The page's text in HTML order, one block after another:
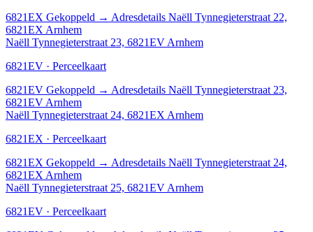
6821EX Gekoppeld → Adresdetails Naëll Tynnegieterstraat 22,
6821EX Arnhem
Naëll Tynnegieterstraat 23, 6821EV Arnhem
6821EV · Perceelkaart
6821EV Gekoppeld → Adresdetails Naëll Tynnegieterstraat 23,
6821EV Arnhem
Naëll Tynnegieterstraat 24, 6821EX Arnhem
6821EX · Perceelkaart
6821EX Gekoppeld → Adresdetails Naëll Tynnegieterstraat 24,
6821EX Arnhem
Naëll Tynnegieterstraat 25, 6821EV Arnhem
6821EV · Perceelkaart